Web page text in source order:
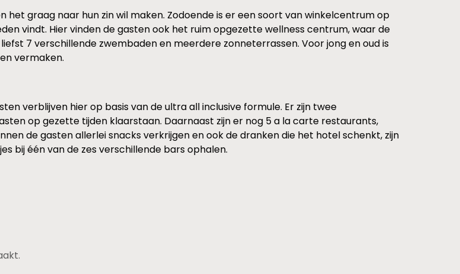
het graag naar hun zin wil maken. Zodoende is er een soort van winkelcentrum op
vindt. Hier vinden de gasten ook het ruim opgezette wellness centrum, waar de
7 verschillende zwembaden en meerdere zonneterrassen. Voor jong en oud is
vermaken.
verblijven hier op basis van de ultra all inclusive formule. Er zijn twee
op gezette tijden klaarstaan. Daarnaast zijn er nog 5 a la carte restaurants,
de gasten allerlei snacks verkrijgen en ook de dranken die het hotel schenkt, zijn
bij één van de zes verschillende bars ophalen.